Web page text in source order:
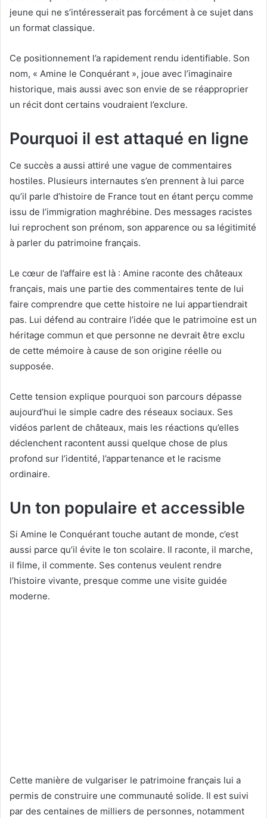
jeune qui ne s’intéresserait pas forcément à ce sujet dans
un format classique.
Ce positionnement l’a rapidement rendu identifiable. Son
nom, « Amine le Conquérant », joue avec l’imaginaire
historique, mais aussi avec son envie de se réapproprier
un récit dont certains voudraient l’exclure.
Pourquoi il est attaqué en ligne
Ce succès a aussi attiré une vague de commentaires
hostiles. Plusieurs internautes s’en prennent à lui parce
qu’il parle d’histoire de France tout en étant perçu comme
issu de l’immigration maghrébine. Des messages racistes
lui reprochent son prénom, son apparence ou sa légitimité
à parler du patrimoine français.
Le cœur de l’affaire est là : Amine raconte des châteaux
français, mais une partie des commentaires tente de lui
faire comprendre que cette histoire ne lui appartiendrait
pas. Lui défend au contraire l’idée que le patrimoine est un
héritage commun et que personne ne devrait être exclu
de cette mémoire à cause de son origine réelle ou
supposée.
Cette tension explique pourquoi son parcours dépasse
aujourd’hui le simple cadre des réseaux sociaux. Ses
vidéos parlent de châteaux, mais les réactions qu’elles
déclenchent racontent aussi quelque chose de plus
profond sur l’identité, l’appartenance et le racisme
ordinaire.
Un ton populaire et accessible
Si Amine le Conquérant touche autant de monde, c’est
aussi parce qu’il évite le ton scolaire. Il raconte, il marche,
il filme, il commente. Ses contenus veulent rendre
l’histoire vivante, presque comme une visite guidée
moderne.
Cette manière de vulgariser le patrimoine français lui a
permis de construire une communauté solide. Il est suivi
par des centaines de milliers de personnes, notamment